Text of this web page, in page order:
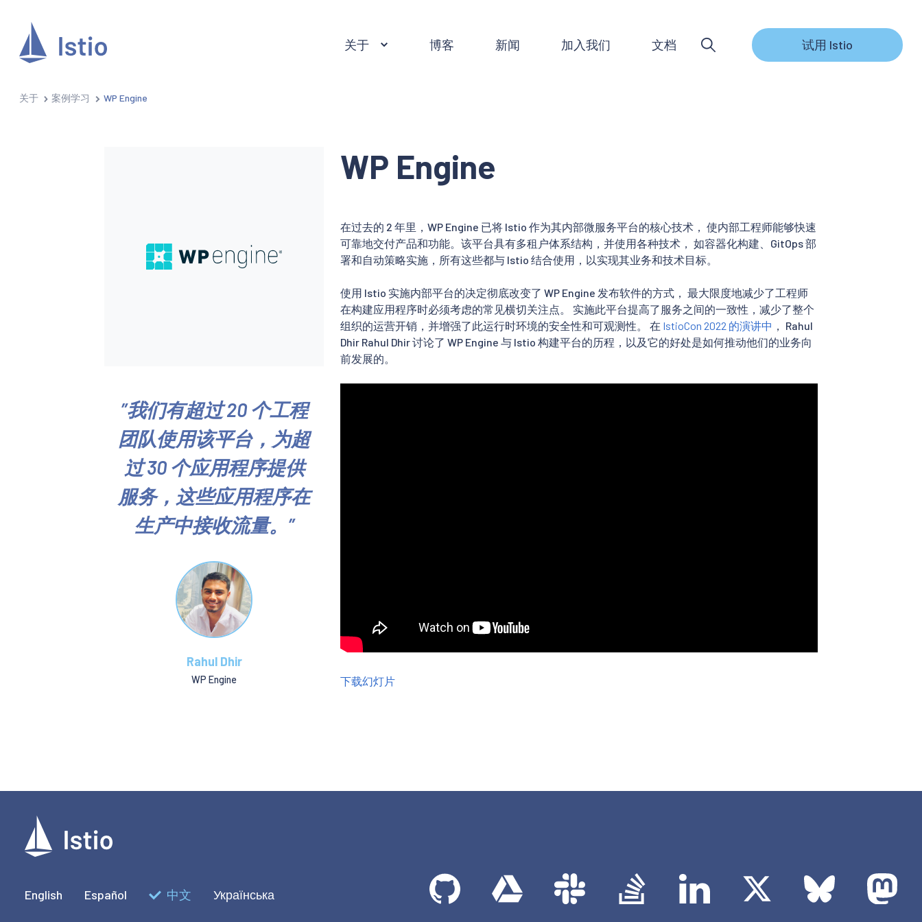
关于 博客 新闻 加入我们 文档 试用 Istio
关于 案例学习 WP Engine
我们有超过 20 个工程
团队使用该平台，为超
过 30 个应用程序提供
服务，这些应用程序在
生产中接收流量。
Rahul Dhir
WP Engine
WP Engine
在过去的 2 年里，WP Engine 已将 Istio 作为其内部微服务平台的核心技术， 使内部工程师能够快速
可靠地交付产品和功能。该平台具有多租户体系结构，并使用各种技术， 如容器化构建、GitOps 部
署和自动策略实施，所有这些都与 Istio 结合使用，以实现其业务和技术目标。
使用 Istio 实施内部平台的决定彻底改变了 WP Engine 发布软件的方式， 最大限度地减少了工程师
在构建应用程序时必须考虑的常见横切关注点。 实施此平台提高了服务之间的一致性，减少了整个
组织的运营开销，并增强了此运行时环境的安全性和可观测性。 在 IstioCon 2022 的演讲中 ， Rahul
Dhir Rahul Dhir 讨论了 WP Engine 与 Istio 构建平台的历程，以及它的好处是如何推动他们的业务向
前发展的。
下载幻灯片
English Español 中文 Українська